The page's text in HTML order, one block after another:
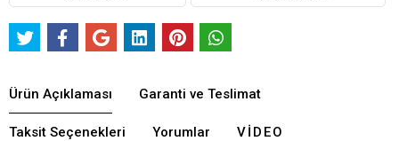
Ürün Açıklaması Garanti ve Teslimat
Taksit Seçenekleri Yorumlar VIDEO